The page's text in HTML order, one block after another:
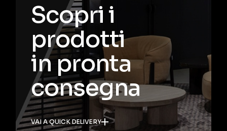
Scopri i
prodotti
in pronta
consegna
VAI A QUICK DELIVERY